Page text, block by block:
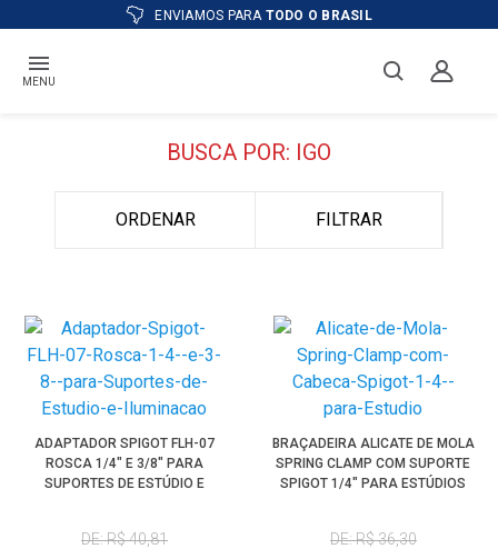
ENVIAMOS PARA TODO O BRASIL
MENU
BUSCA POR: IGO
ORDENAR FILTRAR
ADAPTADOR SPIGOT FLH-07
ROSCA 1/4" E 3/8" PARA
SUPORTES DE ESTÚDIO E
DE: R$ 40,81
BRAÇADEIRA ALICATE DE MOLA
SPRING CLAMP COM SUPORTE
SPIGOT 1/4" PARA ESTÚDIOS
DE: R$ 36,30